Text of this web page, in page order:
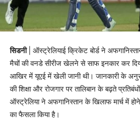
सिडनी| ऑस्ट्रेलियाई क्रिकेट बोर्ड ने
मैचों की वनडे सीरीज खेलने से साफ इनकार कर
आखिर में यूएई में खेली जानी थी। जानकारी के
की शिक्षा और रोजगार पर तालिबान के बढ़ते
ऑस्ट्रेलिया ने अफगानिस्तान के खिलाफ मार्च में
का फैसला किया है।